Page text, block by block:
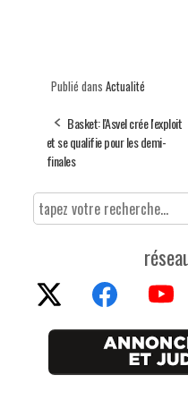
Publié dans Actualité
Basket: l'Asvel crée l'exploit
et se qualifie pour les demi-
finales